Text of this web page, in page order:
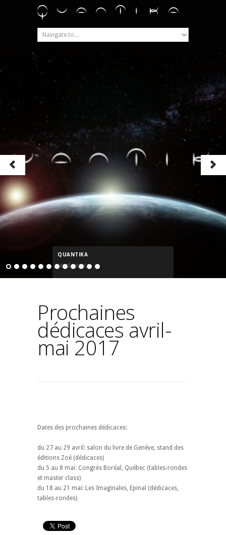
QUANTIKA
read more...
Prochaines
dédicaces avril-
mai 2017
Dates des prochaines dédicaces:
du 27 au 29 avril: salon du livre de Genève, stand des
éditions Zoé (dédicaces)
du 5 au 8 mai: Congrès Boréal, Québec (tables-rondes
et master class)
du 18 au 21 mai: Les Imaginales, Epinal (dédicaces,
tables-rondes)